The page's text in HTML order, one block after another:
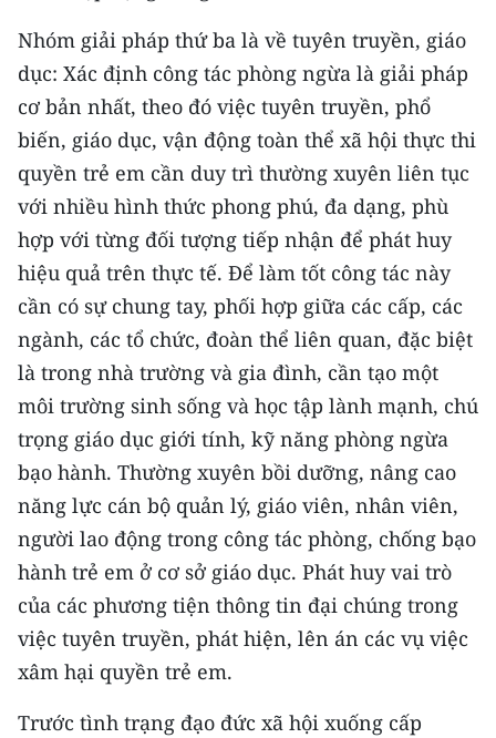
Nhóm giải pháp thứ ba là về tuyên truyền, giáo
dục: Xác định công tác phòng ngừa là giải pháp
cơ bản nhất, theo đó việc tuyên truyền, phổ
biến, giáo dục, vận động toàn thể xã hội thực thi
quyền trẻ em cần duy trì thường xuyên liên tục
với nhiều hình thức phong phú, đa dạng, phù
hợp với từng đối tượng tiếp nhận để phát huy
hiệu quả trên thực tế. Ðể làm tốt công tác này
cần có sự chung tay, phối hợp giữa các cấp, các
ngành, các tổ chức, đoàn thể liên quan, đặc biệt
là trong nhà trường và gia đình, cần tạo một
môi trường sinh sống và học tập lành mạnh, chú
trọng giáo dục giới tính, kỹ năng phòng ngừa
bạo hành. Thường xuyên bồi dưỡng, nâng cao
năng lực cán bộ quản lý, giáo viên, nhân viên,
người lao động trong công tác phòng, chống bạo
hành trẻ em ở cơ sở giáo dục. Phát huy vai trò
của các phương tiện thông tin đại chúng trong
việc tuyên truyền, phát hiện, lên án các vụ việc
xâm hại quyền trẻ em.
Trước tình trạng đạo đức xã hội xuống cấp